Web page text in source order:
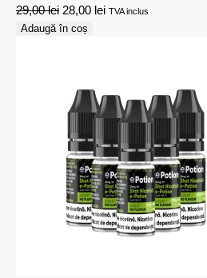
29,00lei 28,00 lei TVA inclus
Adaugă în coș